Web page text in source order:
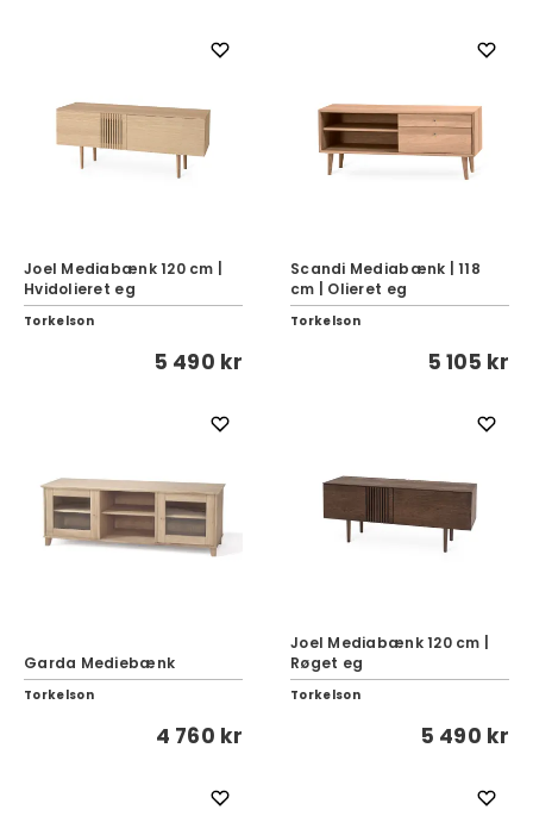
Joel Mediabænk 120 cm |
Hvidolieret eg
Torkelson
5 490 kr
Scandi Mediabænk | 118
cm | Olieret eg
Torkelson
5 105 kr
Garda Mediebænk
Torkelson
4 760 kr
Joel Mediabænk 120 cm |
Røget eg
Torkelson
5 490 kr